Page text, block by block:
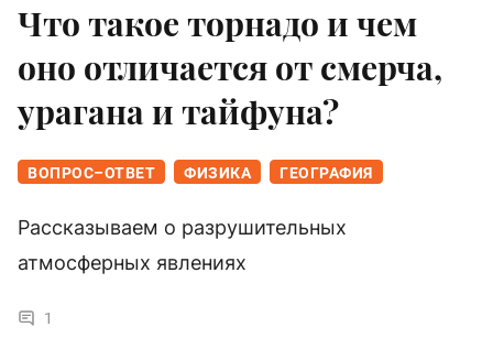
Что такое торнадо и чем
оно отличается от смерча,
урагана и тайфуна?
ВОПРОС–ОТВЕТ ФИЗИКА ГЕОГРАФИЯ
Рассказываем о разрушительных
атмосферных явлениях
1